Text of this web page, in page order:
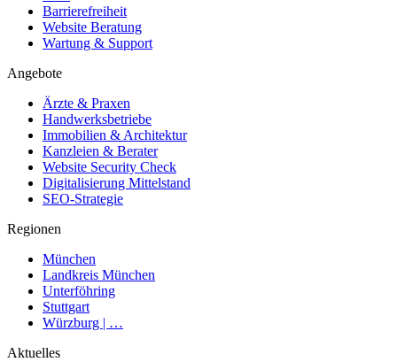
Barrierefreiheit
Website Beratung
Wartung & Support
Angebote
Ärzte & Praxen
Handwerksbetriebe
Immobilien & Architektur
Kanzleien & Berater
Website Security Check
Digitalisierung Mittelstand
SEO-Strategie
Regionen
München
Landkreis München
Unterföhring
Stuttgart
Würzburg | …
Aktuelles